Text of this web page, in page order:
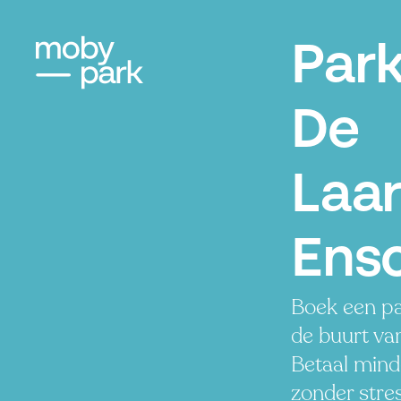
De
Boek een
de buurt
Betaal
zonder